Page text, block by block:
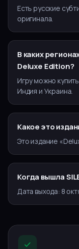
Есть русские
оригинала.
В каких
Deluxe Edition?
Игру можно
Индия и Украина.
Какое это
Это издание
Когда вышла
Дата выхода: 8